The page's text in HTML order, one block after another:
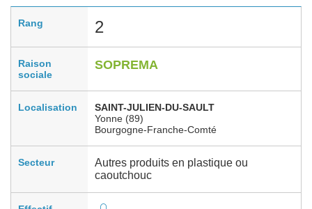
Rang 2
Raison
sociale
SOPREMA
Localisation
SAINT-JULIEN-DU-SAULT
Yonne (89)
Bourgogne-Franche-Comté
Secteur
Autres produits en plastique ou
caoutchouc